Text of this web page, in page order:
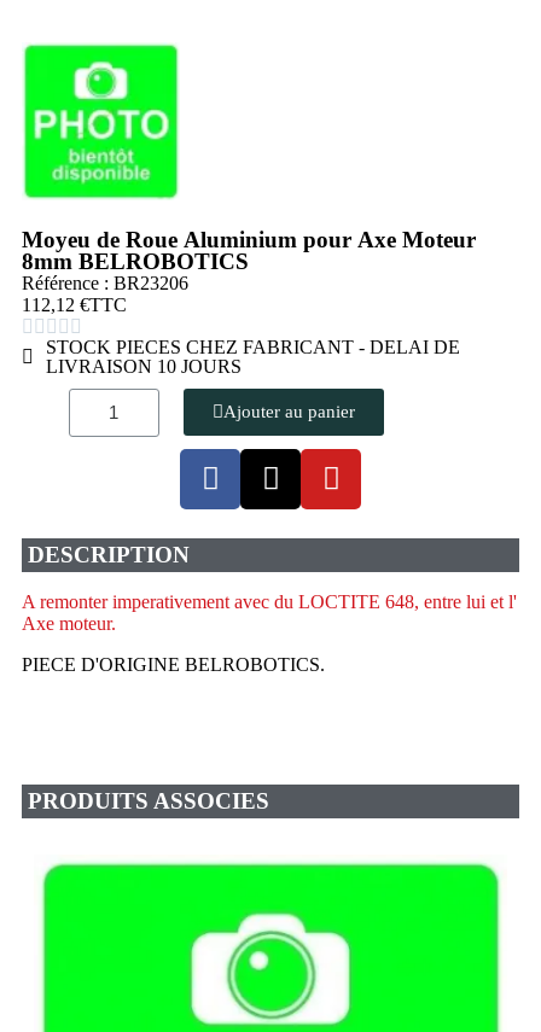
Moyeu de Roue Aluminium pour Axe Moteur
8mm BELROBOTICS
Référence : BR23206
112,12 €TTC
    
STOCK PIECES CHEZ FABRICANT - DELAI DE
LIVRAISON 10 JOURS
Ajouter au panier
DESCRIPTION
A remonter imperativement avec du LOCTITE 648, entre lui et l'
Axe moteur.
PIECE D'ORIGINE BELROBOTICS.
PRODUITS ASSOCIES